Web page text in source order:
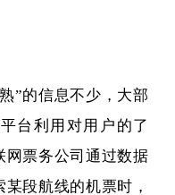
的信息不少，大部
台利用对用户的了
网票务公司通过数据
段航线的机票时，